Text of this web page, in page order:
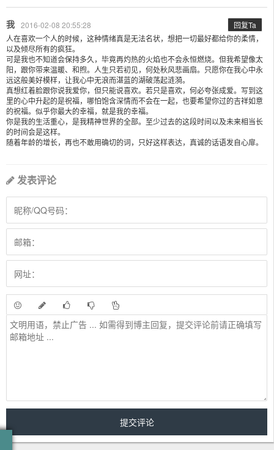
我 2016-02-08 20:55:28
回复Ta
人在喜欢一个人的时候，这种情绪真是无法名状，想把一切最好都给你的柔情，
以及倾尽所有的疯狂。
可是我也不知道会保持多久，毕竟再灼热的火焰也不会永恒燃烧。但我希望像太
阳，跟你带来温暖、和煦。人生只若初见，何处秋风悲画扇。只愿你在我心中永
远这般美好模样，让我心中无浪而湛蓝的湖破荡起涟漪。
真想红着脸跟你说我爱你，但只能说喜欢。若只是喜欢，何必夸张成爱。写到这
里的心中升起的是祝福，哪怕饱含深情而不会在一起，也要希望你过的吉祥如意
的祝福。似乎你最大的幸福，就是我的幸福。
你是我的生活重心，是我精神世界的全部。至少过去的这段时间以及未来相当长
的时间会是这样。
随着年龄的增长，再也不敢用确切的词，只好这样表达，真诚的话语发自心扉。
发表评论
作词 : 刘珂矣/百慕三石